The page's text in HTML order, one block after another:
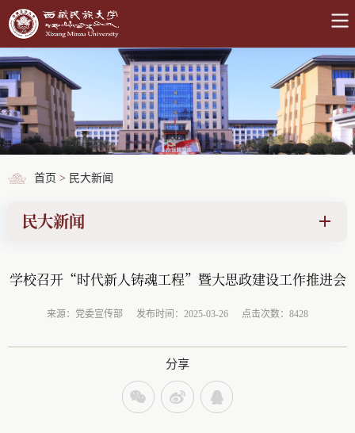
首页 > 民大新闻
民大新闻
学校召开“时代新人铸魂工程”暨大思政建设工作推进会
来源：党委宣传部 发布时间：2025-03-26 点击次数：8428
分享